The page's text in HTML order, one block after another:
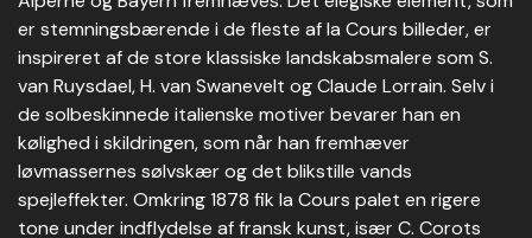
er stemningsbærende i de fleste af la Cours billeder, er
inspireret af de store klassiske landskabsmalere som S.
van Ruysdael, H. van Swanevelt og Claude Lorrain. Selv i
de solbeskinnede italienske motiver bevarer han en
kølighed i skildringen, som når han fremhæver
løvmassernes sølvskær og det blikstille vands
spejleffekter. Omkring 1878 fik la Cours palet en rigere
tone under indflydelse af fransk kunst, især C. Corots